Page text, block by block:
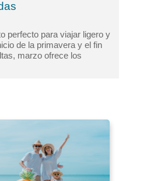
es el secreto mejor
perfecto para viajar ligero y
de la primavera y el fin
marzo ofrece los
de Viajes, comprendemos
universal, pero hacerlo
es...